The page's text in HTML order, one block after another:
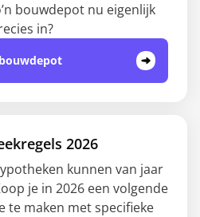
bouwdepot nu eigenlijk
in?
2026
kunnen van jaar
je in 2026 een volgende
te maken met specifieke